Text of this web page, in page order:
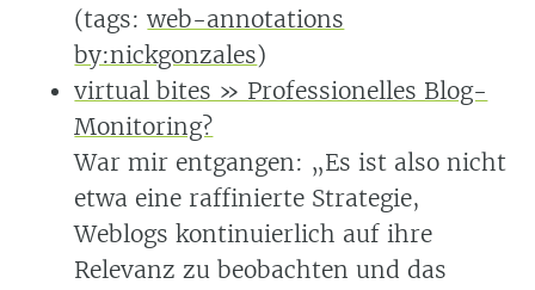
(tags:web-annotations
by:nickgonzales)
virtual bites » Professionelles Blog-
Monitoring?
War mir entgangen: „Es ist also nicht
etwa eine raffinierte Strategie,
Weblogs kontinuierlich auf ihre
Relevanz zu beobachten und das